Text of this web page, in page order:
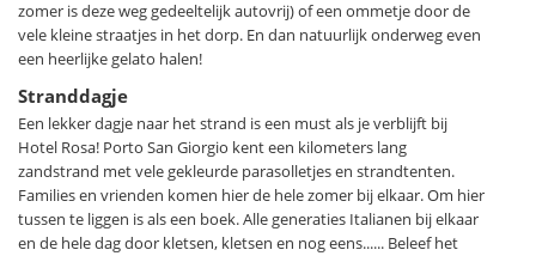
leent zich goed voor uitstapjes. In het directe achterland ligt
het kenmerkende heuvelachtige landschap met vele
pittoreske middeleeuwse dorpjes en stadjes als Torre di
Palme, Grottammare en burchtstad Fermo. Bijzondere
steden zijn de heilige stad Loreto met de Basilica della Santa
Casa. Hier wordt een van de belangrijkste relieken van het
christendom bewaard, het Heilige huis, het huis waar Jezus
opgegroeid zou zijn. Of operastad Macerata met het enorme
openluchttheater Sferisterio. De mooie natuur en witte
zomer is deze weg gedeeltelijk autovrij) of een ommetje door de
vele kleine straatjes in het dorp. En dan natuurlijk onderweg even
een heerlijke gelato halen!
Stranddagje
Een lekker dagje naar het strand is een must als je verblijft bij
Hotel Rosa! Porto San Giorgio kent een kilometers lang
zandstrand met vele gekleurde parasolletjes en strandtenten.
Families en vrienden komen hier de hele zomer bij elkaar. Om hier
tussen te liggen is als een boek. Alle generaties Italianen bij elkaar
en de hele dag door kletsen, kletsen en nog eens...... Beleef het